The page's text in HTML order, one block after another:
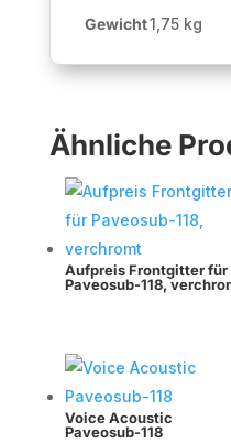
Gewicht1,75 kg
Ähnliche
Aufpreis Frontgitter für
Paveosub-118,
Voice Acoustic
Paveosub-118